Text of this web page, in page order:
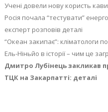
Учені довели нову користь кави
Росія почала “тестувати”
експерт розповів деталі
“Океан закипає”: кліматологи
Ель-Ніньйо в історії – чим це
Дмитро Лубінець закликав
ТЦК на Закарпатті: деталі